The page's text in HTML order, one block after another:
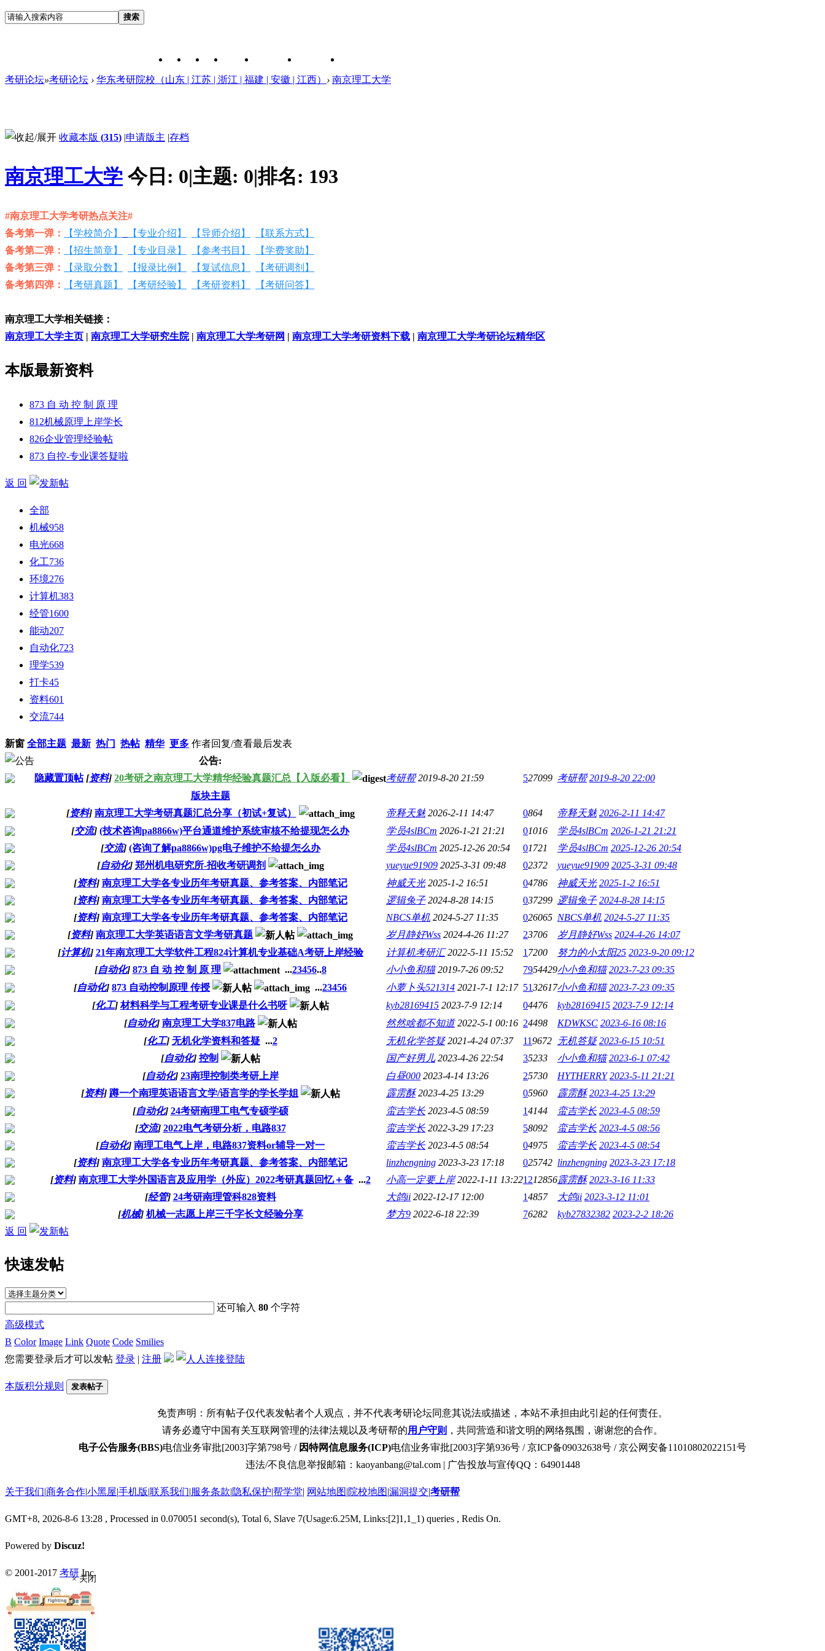
搜索
考研论坛»考研论坛 › 华东考研院校（山东 | 江苏 | 浙江 | 福建 | 安徽 | 江西） › 南京理工大学
收藏本版 (315) |申请版主 |存档
南京理工大学 今日: 0|主题: 0|排名: 193
#南京理工大学考研热点关注#
备考第一弹：
【学校简介】 【专业介绍】 【导师介绍】
【联系方式】
备考第二弹：
【招生简章】 【专业目录】 【参考书目】
【学费奖助】
备考第三弹：
【录取分数】 【报录比例】 【复试信息】
【考研调剂】
备考第四弹：
【考研真题】 【考研经验】 【考研资料】 【考研问答】
南京理工大学相关链接：
南京理工大学主页 | 南京理工大学研究生院| 南京理工大学考研网 | 南京理工大学考研资料下载 | 南京理工大学考研论坛精华区
本版最新资料
873 自 动 控 制 原 理
812机械原理上岸学长
826企业管理经验帖
873 自控-专业课答疑啦
返 回
全部
机械958
电光668
化工736
环境276
计算机383
经管1600
能动207
自动化723
理学539
打卡45
资料601
交流744
新窗 全部主题 最新 热门 热帖 精华 更多 作者回复/查看最后发表
公告:
隐藏置顶帖 [资料] 20考研之南京理工大学精华经验真题汇总【入版必看】 考研帮 2019-8-20 21:59 527099 考研帮 2019-8-20 22:00
版块主题
[资料] 南京理工大学考研真题汇总分享（初试+复试） 帝释天魅 2026-2-11 14:47 0864 帝释天魅 2026-2-11 14:47
[交流] (技术咨询pa8866w)平台通道维护系统审核不给提现怎么办 学员4slBCm 2026-1-21 21:21 01016 学员4slBCm 2026-1-21 21:21
[交流] (咨询了解pa8866w)pg电子维护不给提怎么办 学员4slBCm 2025-12-26 20:54 01721 学员4slBCm 2025-12-26 20:54
[自动化] 郑州机电研究所-招收考研调剂 yueyue91909 2025-3-31 09:48 02372 yueyue91909 2025-3-31 09:48
[资料] 南京理工大学各专业历年考研真题、参考答案、内部笔记 神威天光 2025-1-2 16:51 04786 神威天光 2025-1-2 16:51
[资料] 南京理工大学各专业历年考研真题、参考答案、内部笔记 逻辑兔子 2024-8-28 14:15 037299 逻辑兔子 2024-8-28 14:15
[资料] 南京理工大学各专业历年考研真题、参考答案、内部笔记 NBCS单机 2024-5-27 11:35 026065 NBCS单机 2024-5-27 11:35
[资料] 南京理工大学英语语言文学考研真题 岁月静好Wss 2024-4-26 11:27 23706 岁月静好Wss 2024-4-26 14:07
[计算机] 21年南京理工大学软件工程824计算机专业基础A考研上岸经验 计算机考研汇 2022-5-11 15:52 1 7200 努力的小太阳25 2023-9-20 09:12
[自动化] 873 自 动 控 制 原 理 ...23456..8 小小鱼和猫 2019-7-26 09:52 7954429小小鱼和猫 2023-7-23 09:35
[自动化] 873 自动控制原理 传授 ...23456 小萝卜头521314 2021-7-1 12:17 5132617小小鱼和猫 2023-7-23 09:35
[化工] 材料科学与工程考研专业课是什么书呀 kyb28169415 2023-7-9 12:14 04476 kyb28169415 2023-7-9 12:14
[自动化] 南京理工大学837电路 然然啥都不知道 2022-5-1 00:16 24498 KDWKSC 2023-6-16 08:16
[化工] 无机化学资料和答疑 ...2 无机化学答疑 2021-4-24 07:37 119672 无机答疑 2023-6-15 10:51
[自动化] 控制 国产好男儿 2023-4-26 22:54 35233 小小鱼和猫 2023-6-1 07:42
[自动化] 23南理控制类考研上岸 白昼000 2023-4-14 13:26 25730 HYTHERRY 2023-5-11 21:21
[资料] 蹲一个南理英语语言文学/语言学的学长学姐 霹雳酥 2023-4-25 13:29 05960 霹雳酥 2023-4-25 13:29
[自动化] 24考研南理工电气专硕学硕 蛮吉学长 2023-4-5 08:59 14144 蛮吉学长 2023-4-5 08:59
[交流] 2022电气考研分析，电路837 蛮吉学长 2022-3-29 17:23 58092 蛮吉学长 2023-4-5 08:56
[自动化] 南理工电气上岸，电路837资料or辅导一对一 蛮吉学长 2023-4-5 08:54 04975 蛮吉学长 2023-4-5 08:54
[资料] 南京理工大学各专业历年考研真题、参考答案、内部笔记 linzhengning 2023-3-23 17:18 025742 linzhengning 2023-3-23 17:18
[资料] 南京理工大学外国语言及应用学（外应）2022考研真题回忆＋备 ...2 小高一定要上岸 2022-1-11 13:221212856霹雳酥 2023-3-16 11:33
[经管] 24考研南理管科828资料 大鸽ii 2022-12-17 12:00 14857 大鸽ii 2023-3-12 11:01
[机械] 机械一志愿上岸三千字长文经验分享 梦方9 2022-6-18 22:39 76282 kyb27832382 2023-2-2 18:26
返 回
快速发帖
还可输入80 个字符
高级模式
B Color Image Link Quote Code Smilies
您需要登录后才可以发帖 登录 | 注册
本版积分规则 发表帖子
免责声明：所有帖子仅代表发帖者个人观点，并不代表考研论坛同意其说法或描述，本站不承担由此引起的任何责任。
请务必遵守中国有关互联网管理的法律法规以及考研帮的用户守则 ，共同营造和谐文明的网络氛围，谢谢您的合作。
电子公告服务(BBS)电信业务审批[2003]字第798号 / 因特网信息服务(ICP)电信业务审批[2003]字第936号 / 京ICP备09032638号 / 京公网安备11010802022151号
违法/不良信息举报邮箱：kaoyanbang@tal.com | 广告投放与宣传QQ：64901448
关于我们|商务合作|小黑屋|手机版|联系我们|服务条款|隐私保护|帮学堂| 网站地图|院校地图|漏洞提交|考研帮
GMT+8, 2026-8-6 13:28 , Processed in 0.070051 second(s), Total 6, Slave 7(Usage:6.25M, Links:[2]1,1_1) queries , Redis On.
Powered by Discuz!
© 2001-2017 考研Inc.
返回顶部 返回版块
× 关闭